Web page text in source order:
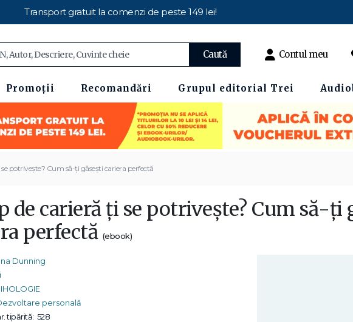
Transport gratuit la comenzi de peste 149 lei!
Caută Contul meu
Promoții Recomandări Grupul editorial Trei
se potriveşte? Cum să-ţi găseşti cariera perfectă
de carieră ţi se potriveşte? Cum să-ţi
perfectă (ebook)
Dunning
personală
tipărită: 528